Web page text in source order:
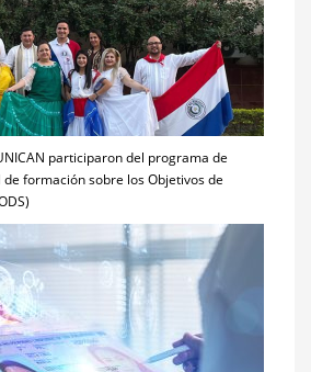
participaron del programa de
formación sobre los Objetivos de